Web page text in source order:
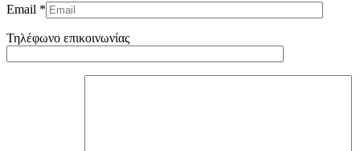
Email *
Τηλέφωνο επικοινωνίας